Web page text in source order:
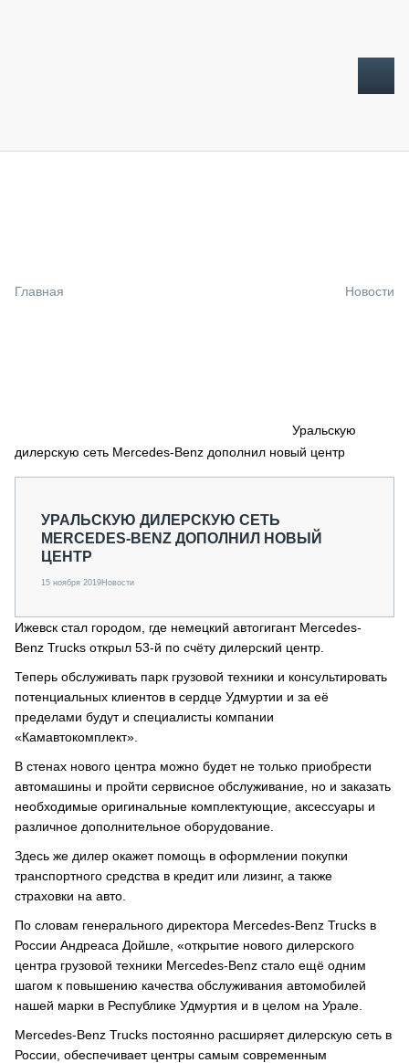
СПЕЦПРОЕКТЫ
О ПРОЕКТЕ
Главная Новости
Уральскую
дилерскую сеть Mercedes-Benz дополнил новый центр
УРАЛЬСКУЮ ДИЛЕРСКУЮ СЕТЬ
MERCEDES-BENZ ДОПОЛНИЛ НОВЫЙ
ЦЕНТР
15 ноября 2019Новости
Ижевск стал городом, где немецкий автогигант Mercedes-
Benz Trucks открыл 53-й по счёту дилерский центр.
Теперь обслуживать парк грузовой техники и консультировать
потенциальных клиентов в сердце Удмуртии и за её
пределами будут и специалисты компании
«Камавтокомплект».
В стенах нового центра можно будет не только приобрести
автомашины и пройти сервисное обслуживание, но и заказать
необходимые оригинальные комплектующие, аксессуары и
различное дополнительное оборудование.
Здесь же дилер окажет помощь в оформлении покупки
транспортного средства в кредит или лизинг, а также
страховки на авто.
По словам генерального директора Mercedes-Benz Trucks в
России Андреаса Дойшле, «открытие нового дилерского
центра грузовой техники Mercedes-Benz стало ещё одним
шагом к повышению качества обслуживания автомобилей
нашей марки в Республике Удмуртия и в целом на Урале.
Mercedes-Benz Trucks постоянно расширяет дилерскую сеть в
России, обеспечивает центры самым современным